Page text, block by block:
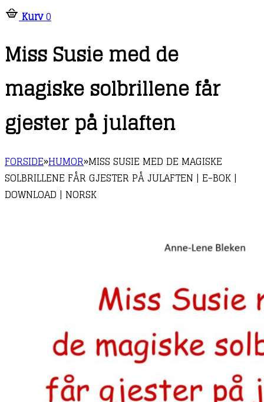
Kurv0
Miss Susie med de
magiske solbrillene får
gjester på julaften
FORSIDE»HUMOR»MISS SUSIE MED DE MAGISKE
SOLBRILLENE FÅR GJESTER PÅ JULAFTEN | E-BOK |
DOWNLOAD | NORSK